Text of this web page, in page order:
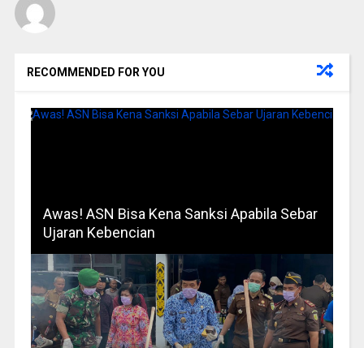
RECOMMENDED FOR YOU
Awas! ASN Bisa Kena Sanksi Apabila Sebar
Ujaran Kebencian